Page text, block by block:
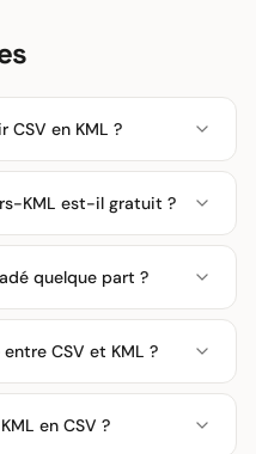
en KML ?
KML est-il gratuit ?
quelque part ?
CSV et KML ?
en CSV ?